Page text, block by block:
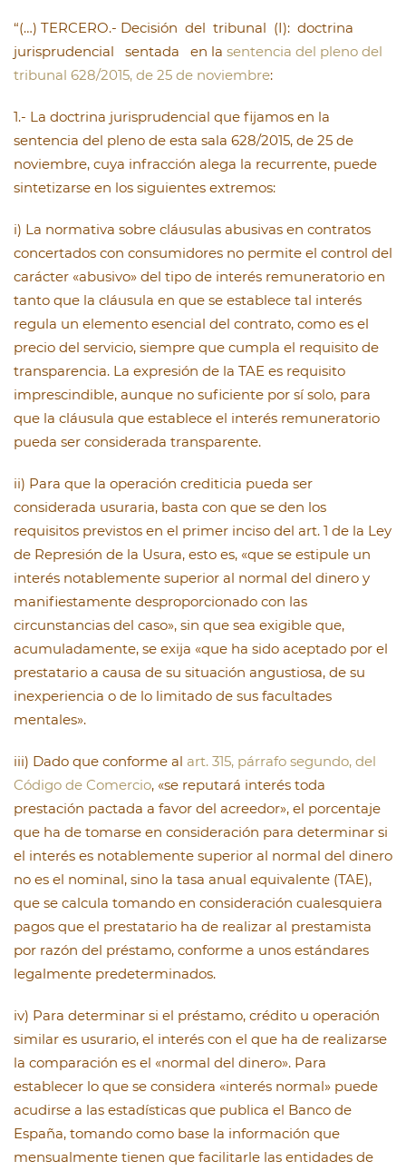
“(…) TERCERO.- Decisión del tribunal (I): doctrina
jurisprudencial sentada en la sentencia del pleno del
tribunal 628/2015, de 25 de noviembre:
1.- La doctrina jurisprudencial que fijamos en la
sentencia del pleno de esta sala 628/2015, de 25 de
noviembre, cuya infracción alega la recurrente, puede
sintetizarse en los siguientes extremos:
i) La normativa sobre cláusulas abusivas en contratos
concertados con consumidores no permite el control del
carácter «abusivo» del tipo de interés remuneratorio en
tanto que la cláusula en que se establece tal interés
regula un elemento esencial del contrato, como es el
precio del servicio, siempre que cumpla el requisito de
transparencia. La expresión de la TAE es requisito
imprescindible, aunque no suficiente por sí solo, para
que la cláusula que establece el interés remuneratorio
pueda ser considerada transparente.
ii) Para que la operación crediticia pueda ser
considerada usuraria, basta con que se den los
requisitos previstos en el primer inciso del art. 1 de la Ley
de Represión de la Usura, esto es, «que se estipule un
interés notablemente superior al normal del dinero y
manifiestamente desproporcionado con las
circunstancias del caso», sin que sea exigible que,
acumuladamente, se exija «que ha sido aceptado por el
prestatario a causa de su situación angustiosa, de su
inexperiencia o de lo limitado de sus facultades
mentales».
iii) Dado que conforme al art. 315, párrafo segundo, del
Código de Comercio, «se reputará interés toda
prestación pactada a favor del acreedor», el porcentaje
que ha de tomarse en consideración para determinar si
el interés es notablemente superior al normal del dinero
no es el nominal, sino la tasa anual equivalente (TAE),
que se calcula tomando en consideración cualesquiera
pagos que el prestatario ha de realizar al prestamista
por razón del préstamo, conforme a unos estándares
legalmente predeterminados.
iv) Para determinar si el préstamo, crédito u operación
similar es usurario, el interés con el que ha de realizarse
la comparación es el «normal del dinero». Para
establecer lo que se considera «interés normal» puede
acudirse a las estadísticas que publica el Banco de
España, tomando como base la información que
mensualmente tienen que facilitarle las entidades de